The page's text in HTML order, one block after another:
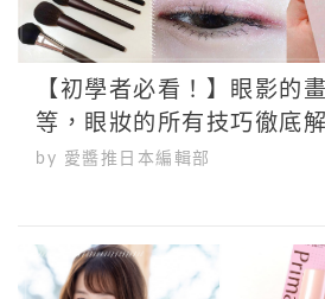
【初學者必看！】眼影的
等，眼妝的所有技巧徹底
by 愛醬推日本編輯部